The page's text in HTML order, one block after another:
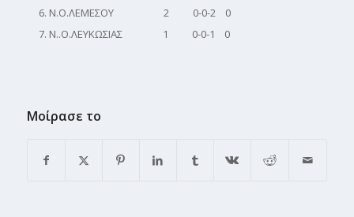
Ν.Ο.ΛΕΜΕΣΟΥ 2 0-0-2 0
Ν..Ο.ΛΕΥΚΩΣΙΑΣ 1 0-0-1 0
Μοίρασε το